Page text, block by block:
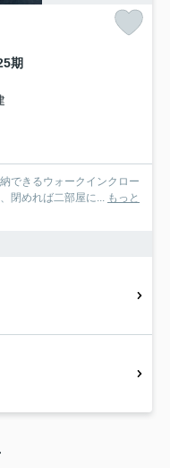
期
できるウォークインクロー
閉めれば二部屋に... もっと